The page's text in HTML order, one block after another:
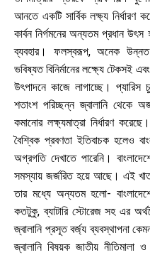
আনতে একটি সার্বিক লক্ষ্য নির্ধারণ
কার্বন নির্গমনের অন্যতম প্রধান
ব্যবহার। ফলস্বরূপ, অনেক উন্নত
ভবিষ্যত বিনির্মানের লক্ষ্যে টেকসই
উৎপাদনে কাজে লাগাচ্ছে।
শতাংশ পরিচ্ছন্ন জ্বালানি থেকে
কমানোর লক্ষ্যমাত্রা নির্ধারণ
বৈশ্বিক প্রবণতা ইতিবাচক হলেও
অগ্রগতি দেখাতে পারেনি।
সমস্যায় জর্জরিত হয়ে আছে। এই
তার মধ্যে অন্যতম হলো-
কতটুকু, ব্যাটারি স্টোরেজ সহ এর
জ্বালানি প্রসূত বর্জ্য ব্যবস্থাপনা
জ্বালানি বিষয়ক জাতীয় নীতিমালা